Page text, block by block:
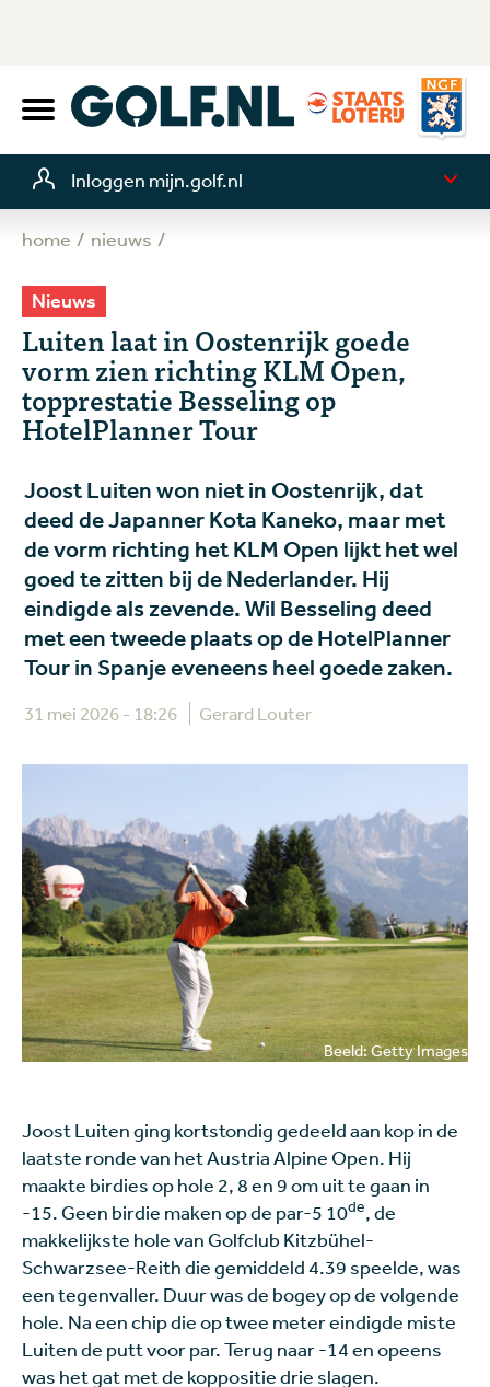
Inloggen mijn.golf.nl
home nieuws
Nieuws
Luiten laat in Oostenrijk goede
vorm zien richting KLM Open,
topprestatie Besseling op
HotelPlanner Tour
Joost Luiten won niet in Oostenrijk, dat
deed de Japanner Kota Kaneko, maar met
de vorm richting het KLM Open lijkt het wel
goed te zitten bij de Nederlander. Hij
eindigde als zevende. Wil Besseling deed
met een tweede plaats op de HotelPlanner
Tour in Spanje eveneens heel goede zaken.
31 mei 2026 - 18:26 Gerard Louter
Beeld: Getty Images
Joost Luiten ging kortstondig gedeeld aan kop in de
laatste ronde van het Austria Alpine Open. Hij
maakte birdies op hole 2, 8 en 9 om uit te gaan in
-15. Geen birdie maken op de par-5 10de, de
makkelijkste hole van Golfclub Kitzbühel-
Schwarzsee-Reith die gemiddeld 4.39 speelde, was
een tegenvaller. Duur was de bogey op de volgende
hole. Na een chip die op twee meter eindigde miste
Luiten de putt voor par. Terug naar -14 en opeens
was het gat met de koppositie drie slagen.